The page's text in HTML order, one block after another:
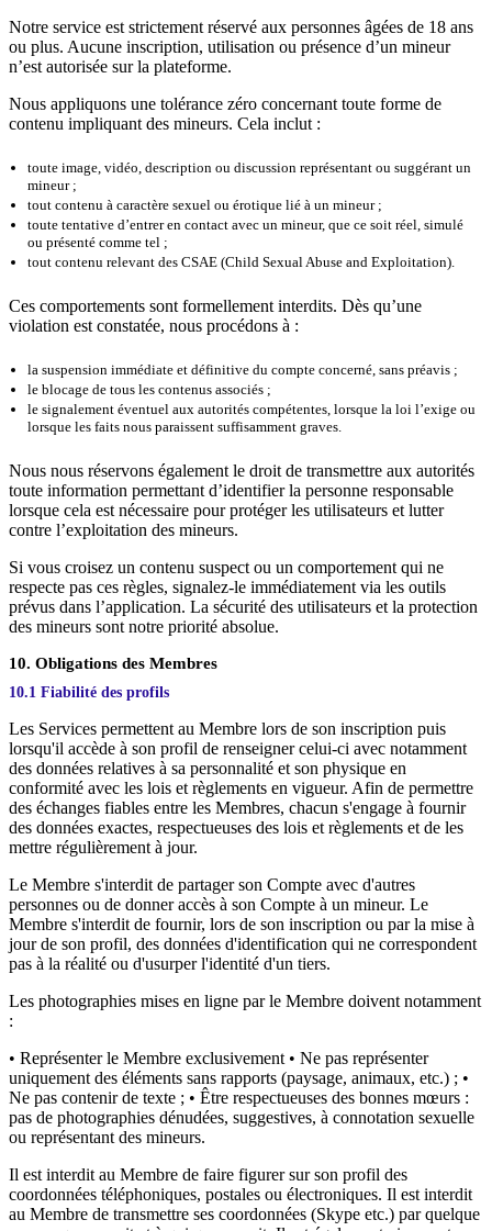
Notre service est strictement réservé aux personnes âgées de 18 ans
ou plus. Aucune inscription, utilisation ou présence d’un mineur
n’est autorisée sur la plateforme.
Nous appliquons une tolérance zéro concernant toute forme de
contenu impliquant des mineurs. Cela inclut :
toute image, vidéo, description ou discussion représentant ou suggérant un
mineur ;
tout contenu à caractère sexuel ou érotique lié à un mineur ;
toute tentative d’entrer en contact avec un mineur, que ce soit réel, simulé
ou présenté comme tel ;
tout contenu relevant des CSAE (Child Sexual Abuse and Exploitation).
Ces comportements sont formellement interdits. Dès qu’une
violation est constatée, nous procédons à :
la suspension immédiate et définitive du compte concerné, sans préavis ;
le blocage de tous les contenus associés ;
le signalement éventuel aux autorités compétentes, lorsque la loi l’exige ou
lorsque les faits nous paraissent suffisamment graves.
Nous nous réservons également le droit de transmettre aux autorités
toute information permettant d’identifier la personne responsable
lorsque cela est nécessaire pour protéger les utilisateurs et lutter
contre l’exploitation des mineurs.
Si vous croisez un contenu suspect ou un comportement qui ne
respecte pas ces règles, signalez-le immédiatement via les outils
prévus dans l’application. La sécurité des utilisateurs et la protection
des mineurs sont notre priorité absolue.
10. Obligations des Membres
10.1 Fiabilité des profils
Les Services permettent au Membre lors de son inscription puis
lorsqu'il accède à son profil de renseigner celui-ci avec notamment
des données relatives à sa personnalité et son physique en
conformité avec les lois et règlements en vigueur. Afin de permettre
des échanges fiables entre les Membres, chacun s'engage à fournir
des données exactes, respectueuses des lois et règlements et de les
mettre régulièrement à jour.
Le Membre s'interdit de partager son Compte avec d'autres
personnes ou de donner accès à son Compte à un mineur. Le
Membre s'interdit de fournir, lors de son inscription ou par la mise à
jour de son profil, des données d'identification qui ne correspondent
pas à la réalité ou d'usurper l'identité d'un tiers.
Les photographies mises en ligne par le Membre doivent notamment
:
• Représenter le Membre exclusivement • Ne pas représenter
uniquement des éléments sans rapports (paysage, animaux, etc.) ; •
Ne pas contenir de texte ; • Être respectueuses des bonnes mœurs :
pas de photographies dénudées, suggestives, à connotation sexuelle
ou représentant des mineurs.
Il est interdit au Membre de faire figurer sur son profil des
coordonnées téléphoniques, postales ou électroniques. Il est interdit
au Membre de transmettre ses coordonnées (Skype etc.) par quelque